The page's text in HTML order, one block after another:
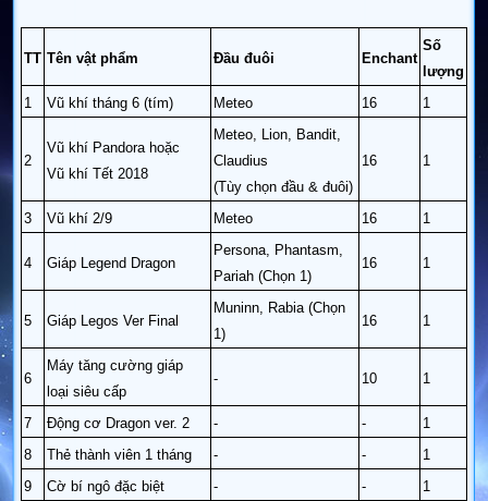
TT Tên vật phẩm Đầu đuôi Enchant
Số
lượng
1
Vũ khí tháng 6 (tím) Meteo 16 1
2
Vũ khí Pandora hoặc
Vũ khí Tết 2018
Meteo, Lion, Bandit,
Claudius
(Tùy chọn đầu & đuôi)
16 1
3 Vũ khí 2/9 Meteo 16 1
4 Giáp Legend Dragon
Persona, Phantasm,
Pariah (Chọn 1)
16 1
5 Giáp Legos Ver Final
Muninn, Rabia (Chọn
1)
16 1
6
Máy tăng cường giáp
loại siêu cấp
- 10 1
7 Động cơ Dragon ver. 2 - -
1
8
Thẻ thành viên 1 tháng - -
1
9
Cờ bí ngô đặc biệt - - 1